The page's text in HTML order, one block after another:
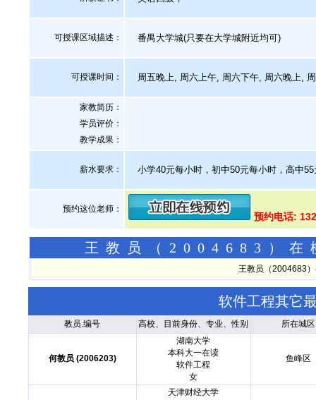
可授课区域描述： 番禺大学城(只要在大学城附近均可)
可授课时间： 周五晚上, 周六上午, 周六下午, 周六晚上,
家教简历：
学员评价：
教学成果：
薪水要求： 小学40元每小时，初中50元每小时，高中
预约这位老师：
预约电话:
王教员（2004683）在
王教员（2004683
软件工程其它
教员.编号 高校、目前身份、专业、性别 所在城区
何教员 (2006203)
湖南大学
本科大一在读
软件工程
女
鱼峰区
天津财经大学